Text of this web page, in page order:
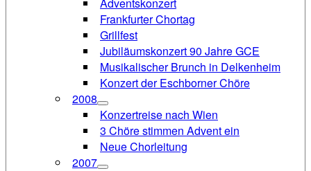
Frankfurter Chortag
Grillfest
Jubiläumskonzert 90 Jahre GCE
Musikalischer Brunch in Delkenheim
Konzert der Eschborner Chöre
2008
Konzertreise nach Wien
3 Chöre stimmen Advent ein
Neue Chorleitung
2007